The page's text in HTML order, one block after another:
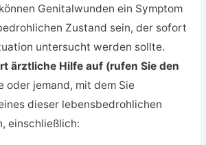
Genitalwunden ein Symptom
Zustand sein, der sofort
untersucht werden sollte.
ärztliche Hilfe auf (rufen Sie den
oder jemand, mit dem Sie
dieser lebensbedrohlichen
einschließlich: